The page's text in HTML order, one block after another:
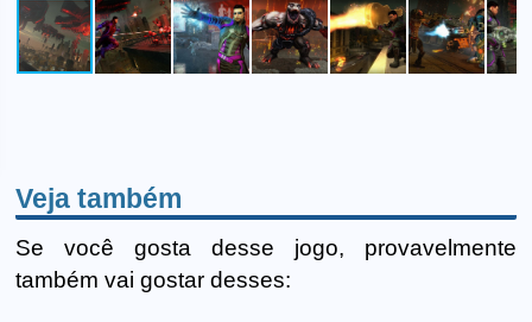
Veja também
Se você gosta desse jogo, provavelmente
também vai gostar desses: